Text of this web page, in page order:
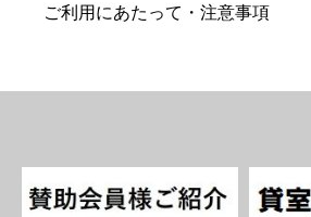
ご利用にあたって・注意事項